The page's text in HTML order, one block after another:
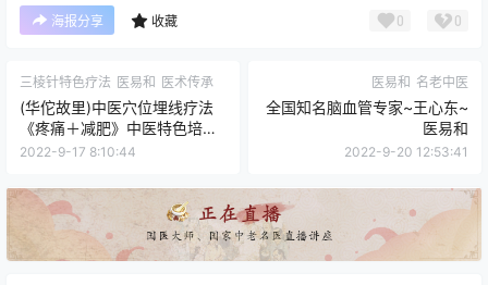
海报分享 收藏 0 0
三棱针特色疗法 医易和 医术传承
(华佗故里)中医穴位埋线疗法
《疼痛＋减肥》中医特色培训
班 2022年10月11--13日！
2022-9-17 8:10:44
医易和 名老中医
全国知名脑血管专家~王心东~
医易和
2022-9-20 12:53:41